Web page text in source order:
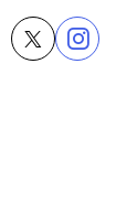
賀会～後編～